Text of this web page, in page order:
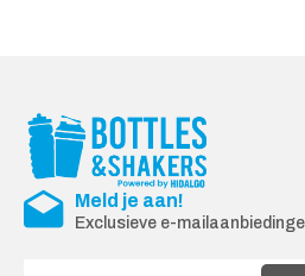
Meld je aan!
Exclusieve e-